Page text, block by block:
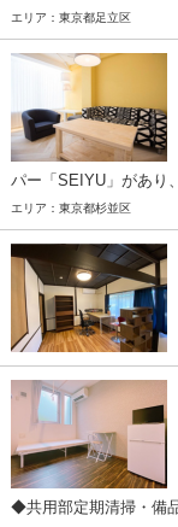
エリア：東京都足立区
パー「SEIYU」があり
エリア：東京都杉並区
◆共用部定期清掃・備